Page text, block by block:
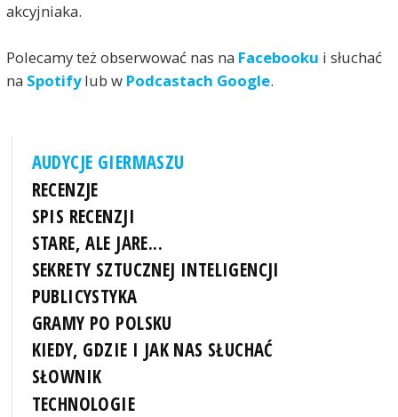
akcyjniaka.
Polecamy też obserwować nas na Facebooku i słuchać
na Spotifylub w Podcastach Google.
AUDYCJE GIERMASZU
RECENZJE
SPIS RECENZJI
STARE, ALE JARE...
SEKRETY SZTUCZNEJ INTELIGENCJI
PUBLICYSTYKA
GRAMY PO POLSKU
KIEDY, GDZIE I JAK NAS SŁUCHAĆ
SŁOWNIK
TECHNOLOGIE